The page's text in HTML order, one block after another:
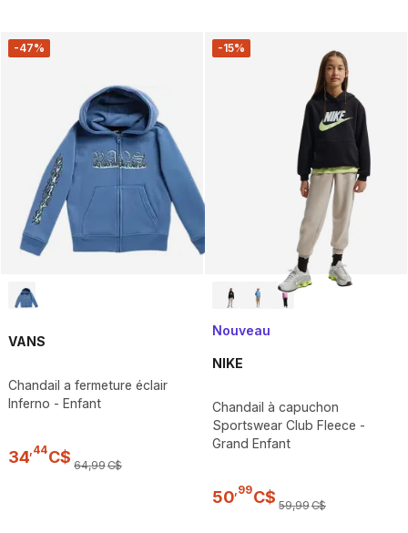
-47%
VANS
Chandail a fermeture éclair
Inferno - Enfant
34,44C$ 64,99C$
-15%
Nouveau
NIKE
Chandail à capuchon
Sportswear Club Fleece -
Grand Enfant
50,99C$ 59,99C$